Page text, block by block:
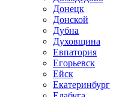
Донецк
Донской
Дубна
Духовщина
Евпатория
Егорьевск
Ейск
Екатеринбург